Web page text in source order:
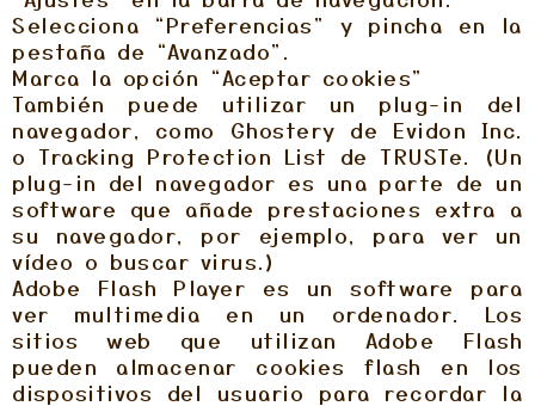
Selecciona “Preferencias” y pincha en la
pestaña de “Avanzado”.
Marca la opción “Aceptar cookies”
También puede utilizar un plug-in del
navegador, como Ghostery de Evidon Inc.
o Tracking Protection List de TRUSTe. (Un
plug-in del navegador es una parte de un
software que añade prestaciones extra a
su navegador, por ejemplo, para ver un
vídeo o buscar virus.)
Adobe Flash Player es un software para
ver multimedia en un ordenador. Los
sitios web que utilizan Adobe Flash
pueden almacenar cookies flash en los
dispositivos del usuario para recordar la